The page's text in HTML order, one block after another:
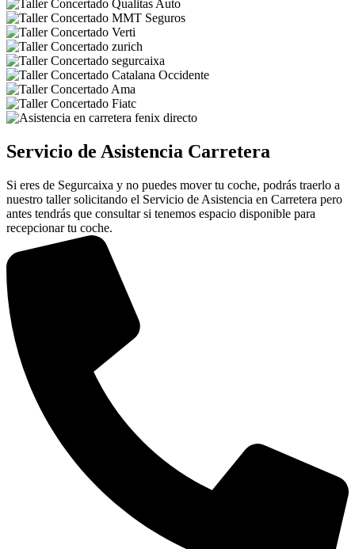
Servicio de Asistencia Carretera
Si eres de Segurcaixa y no puedes mover tu coche, podrás traerlo a
nuestro taller solicitando el Servicio de Asistencia en Carretera pero
antes tendrás que consultar si tenemos espacio disponible para
recepcionar tu coche.